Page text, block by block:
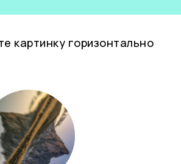
картинку горизонтально